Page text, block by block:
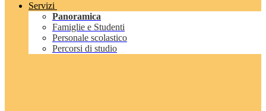
Servizi
Panoramica
Famiglie e Studenti
Personale scolastico
Percorsi di studio